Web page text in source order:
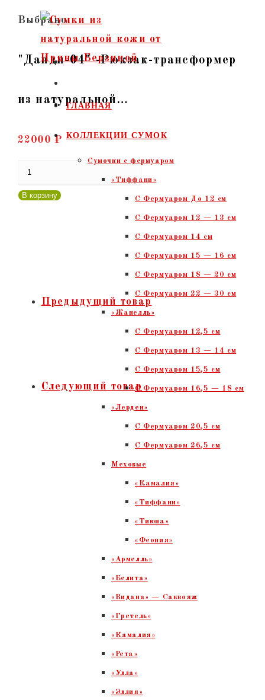
Перейти
содержимому
ГЛАВНАЯ
КОЛЛЕКЦИИ СУМОК
Сумочки c фермуаром
«Тиффани»
С Фермуаром До 12 см
С Фермуаром 12 — 13 см
С Фермуаром 14 см
С Фермуаром 15 — 16 см
C Фермуаром 18 — 20 см
С Фермуаром 22 — 30 см
«Жанелль»
С Фермуаром 12,5 см
С Фермуаром 13 — 14 см
С Фермуаром 15,5 см
С Фермуаром 16,5 — 18 см
«Лерден»
С Фермуаром 20,5 см
С Фермуаром 26,5 см
Меховые
«Камалия»
«Тиффани»
«Тиюна»
«Феония»
«Армелль»
«Белита»
«Видана» — Саквояж
«Гретель»
«Камалия»
«Рета»
«Улла»
«Эллия»
Выбрано:
"Данди-04" -Рюкзак-трансформер
из натуральной…
22000₽
Количество
товара
кожи.
В корзину
Предыдущий товар
Следующий товар